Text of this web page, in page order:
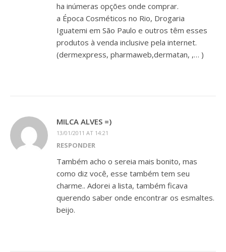
ha inúmeras opções onde comprar.
a Época Cosméticos no Rio, Drogaria
Iguatemi em São Paulo e outros têm esses
produtos à venda inclusive pela internet.
(dermexpress, pharmaweb,dermatan, ,… )
MILCA ALVES =)
13/01/2011 AT 14:21
RESPONDER
Também acho o sereia mais bonito, mas
como diz você, esse também tem seu
charme.. Adorei a lista, também ficava
querendo saber onde encontrar os esmaltes.
beijo.